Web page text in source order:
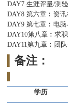
DAY7 生涯评量/测
DAY8 第六章︰资
DAY9 第七章︰电脑
DAY10第八章︰求
DAY11第九章︰团
备注：
学历